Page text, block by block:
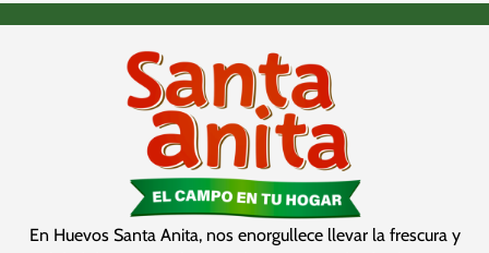
En Huevos Santa Anita, nos enorgullece llevar la frescura y